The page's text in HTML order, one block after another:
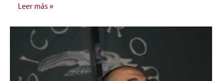
Leer más
ENTREVISTAS